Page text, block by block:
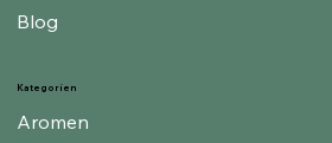
Kategorien
Aromen
Blog